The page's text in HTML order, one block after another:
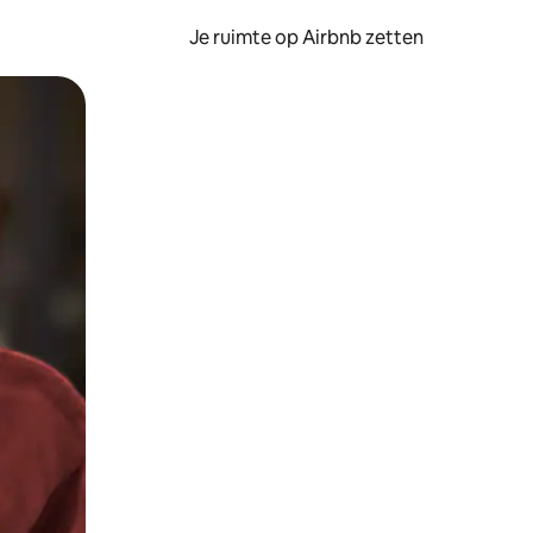
Je ruimte op Airbnb zetten
of swipen.